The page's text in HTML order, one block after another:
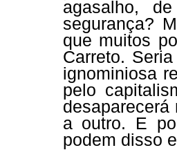
agasalho,
segurança?
que muitos
Carreto.
ignominiosa
pelo
a outro. E
podem disso